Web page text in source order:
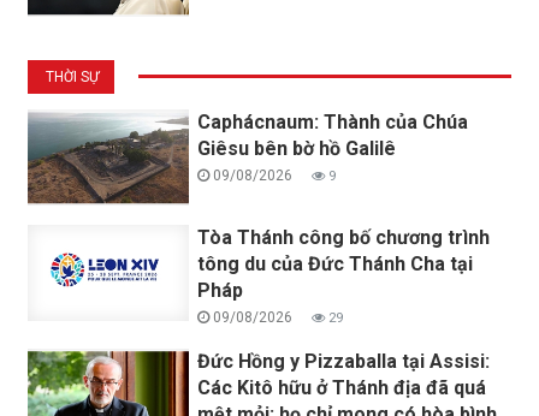
THỜI SỰ
Caphácnaum: Thành của Chúa
Giêsu bên bờ hồ Galilê
09/08/2026 9
Tòa Thánh công bố chương trình
tông du của Đức Thánh Cha tại
Pháp
09/08/2026 29
Đức Hồng y Pizzaballa tại Assisi:
Các Kitô hữu ở Thánh địa đã quá